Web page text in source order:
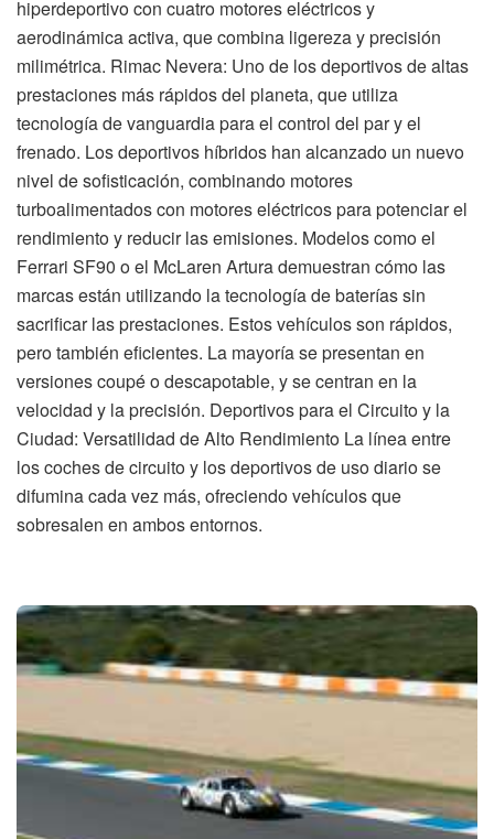
hiperdeportivo con cuatro motores eléctricos y
aerodinámica activa, que combina ligereza y precisión
milimétrica. Rimac Nevera: Uno de los deportivos de altas
prestaciones más rápidos del planeta, que utiliza
tecnología de vanguardia para el control del par y el
frenado. Los deportivos híbridos han alcanzado un nuevo
nivel de sofisticación, combinando motores
turboalimentados con motores eléctricos para potenciar el
rendimiento y reducir las emisiones. Modelos como el
Ferrari SF90 o el McLaren Artura demuestran cómo las
marcas están utilizando la tecnología de baterías sin
sacrificar las prestaciones. Estos vehículos son rápidos,
pero también eficientes. La mayoría se presentan en
versiones coupé o descapotable, y se centran en la
velocidad y la precisión. Deportivos para el Circuito y la
Ciudad: Versatilidad de Alto Rendimiento La línea entre
los coches de circuito y los deportivos de uso diario se
difumina cada vez más, ofreciendo vehículos que
sobresalen en ambos entornos.